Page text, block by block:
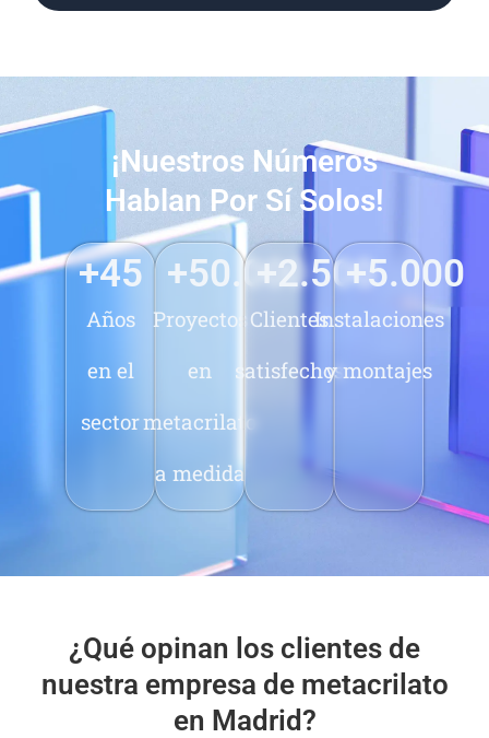
¡Nuestros Números
Hablan Por Sí Solos!
Años
en el
sector
+45
Proyectos
en
metacrilato
a medida
+50.000
Clientes
satisfechos
+2.500
Instalaciones
y montajes
+5.000
¿Qué opinan los clientes de
nuestra empresa de metacrilato
en Madrid?